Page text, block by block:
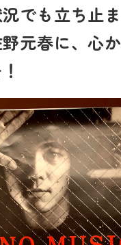
でも立ち止
野元春に、心